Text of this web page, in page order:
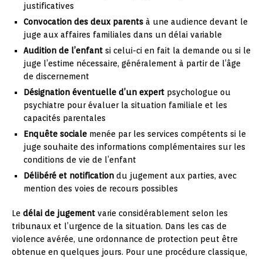
justificatives
Convocation des deux parents à une audience devant le
juge aux affaires familiales dans un délai variable
Audition de l’enfant si celui-ci en fait la demande ou si le
juge l’estime nécessaire, généralement à partir de l’âge
de discernement
Désignation éventuelle d’un expert psychologue ou
psychiatre pour évaluer la situation familiale et les
capacités parentales
Enquête sociale menée par les services compétents si le
juge souhaite des informations complémentaires sur les
conditions de vie de l’enfant
Délibéré et notification du jugement aux parties, avec
mention des voies de recours possibles
Le délai de jugement varie considérablement selon les
tribunaux et l’urgence de la situation. Dans les cas de
violence avérée, une ordonnance de protection peut être
obtenue en quelques jours. Pour une procédure classique,